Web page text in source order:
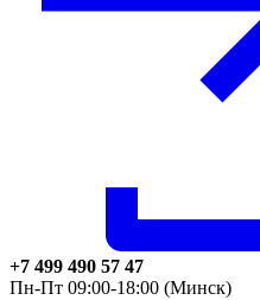
+7 499 490 57 47
Пн-Пт 09:00-18:00 (Минск)